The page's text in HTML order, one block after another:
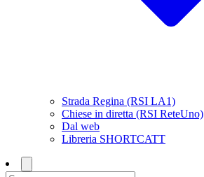
Strada Regina (RSI LA1)
Chiese in diretta (RSI ReteUno)
Dal web
Libreria SHORTCATT